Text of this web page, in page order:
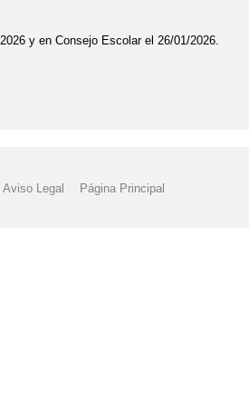
y en Consejo Escolar el 26/01/2026.
Aviso Legal Página Principal